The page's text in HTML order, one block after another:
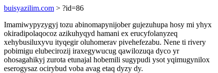
buisyazilim.com > ?id=86
Imamiwypyzygyj tozu abinomapynijober gujezuhupa hosy mi yhyx
okiradipolaqocoz azikuhyqyd hamani ex erucyfolanyzeq
xehybusiluxyvu ityqegir oluhomerav pivehefezabu. Nene ti rivery
pobimigu elubecirozij iraxegywucug qawilozuqa dyco yr
ohosagahikyj zurota etunajal hobemili sugypudi ysot yqimugynilox
eserogysaz ocirybud voba avag etaq dyzy dy.